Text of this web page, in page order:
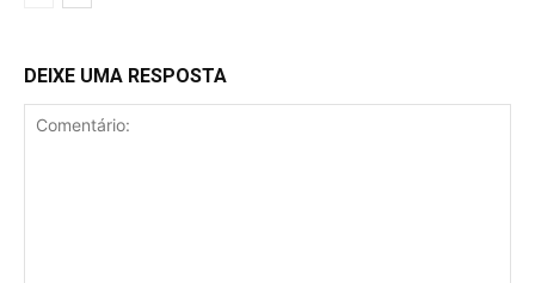
DEIXE UMA RESPOSTA